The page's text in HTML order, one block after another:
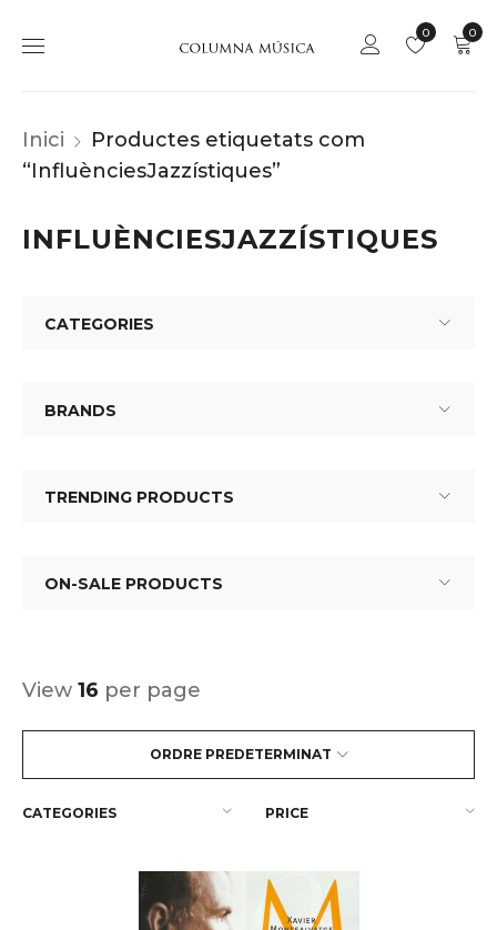
0
0
Inici
Productes etiquetats com
“InfluènciesJazzístiques”
INFLUÈNCIESJAZZÍSTIQUES
CATEGORIES
BRANDS
TRENDING PRODUCTS
ON-SALE PRODUCTS
ORDRE PREDETERMINAT
View 16 per page
CATEGORIES PRICE